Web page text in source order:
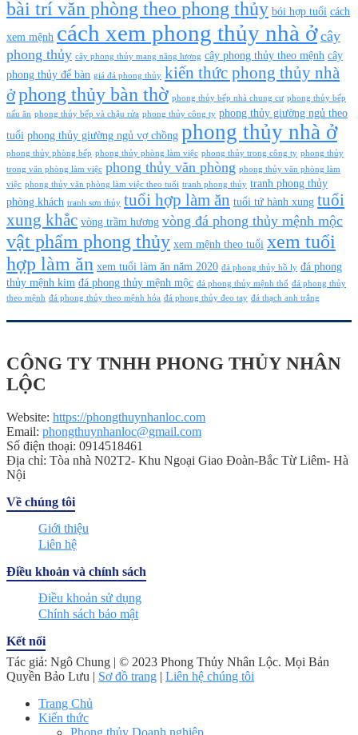
bài trí văn phòng theo phong thủy bói hợp tuổi cách
xem mệnh cách xem phong thủy nhà ở cây
phong thủy cây phong thủy mang năng lượng cây phong thủy theo mệnh cây
phong thủy để bàn giá đá phong thủy kiến thức phong thủy nhà
ởphong thủy bàn thờ phong thủy bếp nhà chung cư phong thủy bếp
nấu ăn phong thủy bếp và chậu rửa phong thủy công ty phong thủy giường ngủ theo
tuổi phong thủy giường ngủ vợ chồng phong thủy nhà ở
phong thủy phòng bếp phong thủy phòng làm việc phong thủy trong công ty phong thủy
trong văn phòng làm việc phong thủy văn phòng phong thủy văn phòng làm
việc phong thủy văn phòng làm việc theo tuổi tranh phong thủy tranh phong thủy
phòng khách tranh sơn thủy tuổi hợp làm ăn tuổi tứ hành xung tuổi
xung khắc vòng trầm hương vòng đá phong thủy mệnh mộc
vật phẩm phong thủy xem mệnh theo tuổi xem tuổi
hợp làm ăn xem tuổi làm ăn năm 2020 đá phong thủy hồ ly đá phong
thủy mệnh kim đá phong thủy mệnh mộc đá phong thủy mệnh thổ đá phong thủy
theo mệnh đá phong thủy theo mệnh hỏa đá phong thủy đeo tay đá thạch anh trắng
CÔNG TY TNHH PHONG THỦY NHÂN
LỘC
Website: https://phongthuynhanloc.com
Email: phongthuynhanloc@gmail.com
Số điện thoại: 0914518461
Địa chỉ: Tòa nhà N02T2- Khu Ngoại Giao Đoàn-Bắc Từ Liêm- Hà
Nội
Về chúng tôi
Giới thiệu
Liên hệ
Điều khoản và chính sách
Điều khoản sử dụng
Chính sách bảo mật
Kết nối
Tác giả: Ngô Chung | © 2023 Phong Thủy Nhân Lộc. Mọi Bản
Quyền Bảo Lưu | Sơ đồ trang | Liên hệ chúng tôi
Trang Chủ
Kiến thức
Phong thủy Doanh nghiệp